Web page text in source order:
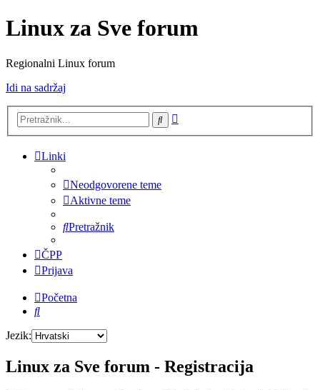
Linux za Sve forum
Regionalni Linux forum
Idi na sadržaj
Pretražnik
Linki
Neodgovorene teme
Aktivne teme
Pretražnik
ČPP
Prijava
Početna
Pretražnik
Jezik:
Linux za Sve forum - Registracija